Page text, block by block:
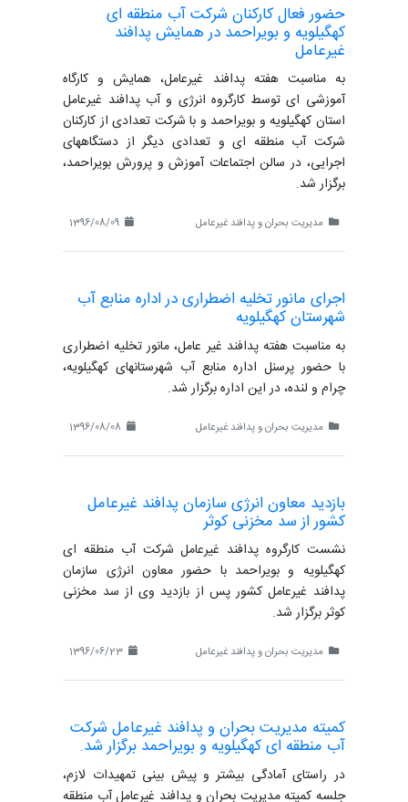
حضور فعال کارکنان شرکت آب منطقه ای
کهگیلویه و بویراحمد در همایش پدافند
غیرعامل
به مناسبت هفته پدافند غیرعامل، همایش و کارگاه
آموزشی ای توسط کارگروه انرژی و آب پدافند غیرعامل
استان کهگیلویه و بویراحمد و با شرکت تعدادی از کارکنان
شرکت آب منطقه ای و تعدادی دیگر از دستگاههای
اجرایی، در سالن اجتماعات آموزش و پرورش بویراحمد،
برگزار شد.
مدیریت بحران و پدافند غیرعامل
اجرای مانور تخلیه اضطراری در اداره منابع آب
شهرستان کهگیلویه
به مناسبت هفته پدافند غیر عامل، مانور تخلیه اضطراری
با حضور پرسنل اداره منابع آب شهرستانهای کهگیلویه،
چرام و لنده، در این اداره برگزار شد.
مدیریت بحران و پدافند غیرعامل
بازدید معاون انرژی سازمان پدافند غیرعامل
کشور از سد مخزنی کوثر
نشست کارگروه پدافند غیرعامل شرکت آب منطقه ای
کهگیلویه و بویراحمد با حضور معاون انرژی سازمان
پدافند غیرعامل کشور پس از بازدید وی از سد مخزنی
کوثر برگزار شد.
مدیریت بحران و پدافند غیرعامل
کمیته مدیریت بحران و پدافند غیرعامل شرکت
آب منطقه ای کهگیلویه و بویراحمد برگزار شد.
در راستای آمادگی بیشتر و پیش بینی تمهیدات لازم،
جلسه کمیته مدیریت بحران و پدافند غیرعامل آب منطقه